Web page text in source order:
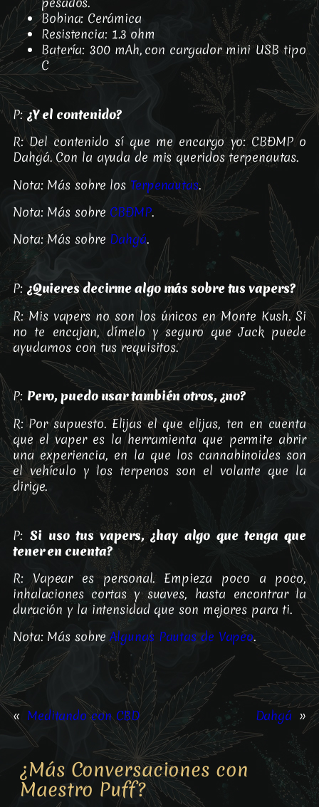
Bobina: Cerámica
Resistencia: 1.3 ohm
Batería: 300 mAh, con cargador mini USB tipo
C
P:¿Y el contenido?
R: Del contenido sí que me encargo yo: CBÐMP o
Dahgá. Con la ayuda de mis queridos terpenautas.
Nota: Más sobre los Terpenautas.
Nota: Más sobre CBÐMP.
Nota: Más sobre Dahgá.
P: ¿Quieres decirme algo más sobre tus vapers?
R: Mis vapers no son los únicos en Monte Kush. Si
no te encajan, dímelo y seguro que Jack puede
ayudarnos con tus requisitos.
P: Pero, puedo usar también otros, ¿no?
R: Por supuesto. Elijas el que elijas, ten en cuenta
que el vaper es la herramienta que permite abrir
una experiencia, en la que los cannabinoides son
el vehículo y los terpenos son el volante que la
dirige.
P:Si uso tus vapers, ¿hay algo que tenga que
tener en cuenta?
R: Vapear es personal. Empieza poco a poco,
inhalaciones cortas y suaves, hasta encontrar la
duración y la intensidad que son mejores para ti.
Nota: Más sobreAlgunas Pautas de Vapeo.
« Meditando con CBD Dahgá »
¿Más Conversaciones con
Maestro Puff?